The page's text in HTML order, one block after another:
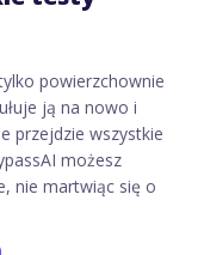
powierzchownie
ją na nowo i
przejdzie wszystkie
możesz
nie martwiąc się o